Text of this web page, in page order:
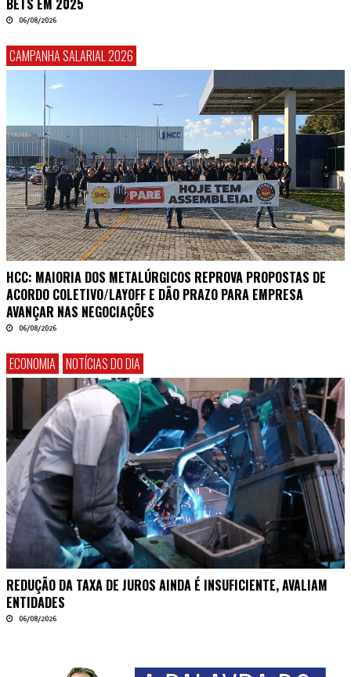
BETS EM 2025
06/08/2026
CAMPANHA SALARIAL 2026
HCC: MAIORIA DOS METALÚRGICOS REPROVA PROPOSTAS DE
ACORDO COLETIVO/LAYOFF E DÃO PRAZO PARA EMPRESA
AVANÇAR NAS NEGOCIAÇÕES
06/08/2026
ECONOMIA NOTÍCIAS DO DIA
REDUÇÃO DA TAXA DE JUROS AINDA É INSUFICIENTE, AVALIAM
ENTIDADES
06/08/2026